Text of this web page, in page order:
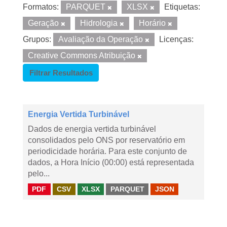
Formatos: PARQUET XLSX
Etiquetas:
Geração
Hidrologia
Horário
Grupos:
Avaliação da Operação
Licenças:
Creative Commons Atribuição
Filtrar Resultados
Energia Vertida Turbinável
Dados de energia vertida turbinável
consolidados pelo ONS por reservatório em
periodicidade horária. Para este conjunto de
dados, a Hora Início (00:00) está representada
pelo...
PDF CSV XLSX PARQUET JSON